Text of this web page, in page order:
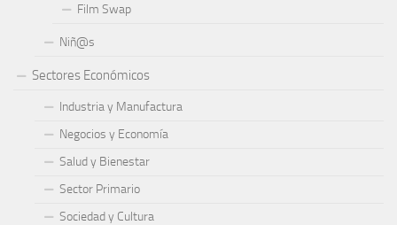
Film Swap
Niñ@s
Sectores Económicos
Industria y Manufactura
Negocios y Economía
Salud y Bienestar
Sector Primario
Sociedad y Cultura